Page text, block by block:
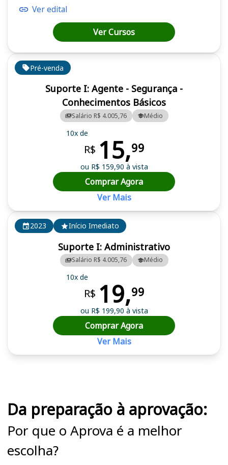
2023 Início Imediato
Suporte I: Administrativo
Salário R$ 4.005,76 Médio
10x de
R$ 19,99
ou R$ 199,90 à vista
Comprar Agora
Ver Mais
Pré-venda
Suporte I: Agente - Segurança -
Conhecimentos Básicos
Salário R$ 4.005,76 Médio
10x de
R$ 15,99
ou R$ 159,90 à vista
Comprar Agora
Ver Mais
Ver edital
Ver Cursos
Da preparação à aprovação:
Por que o Aprova é a melhor
escolha?